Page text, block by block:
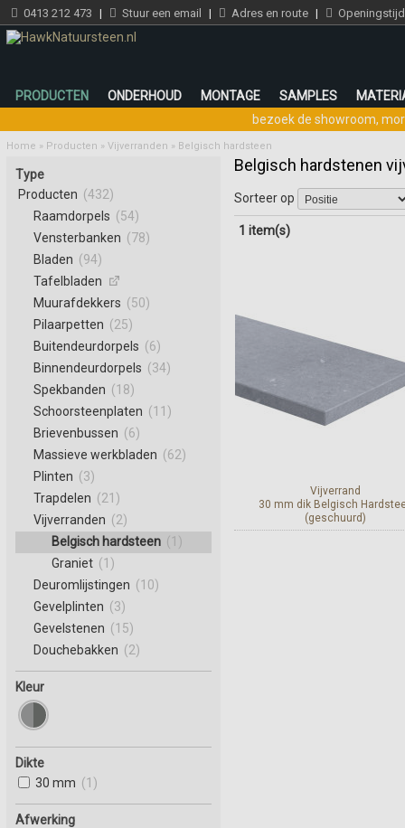
0413 212 473 | Stuur een email | Adres en route |
PRODUCTEN ONDERHOUD MONTAGE SAMPLES
bezoek de showroom,
Home » Producten » Vijverranden » Belgisch hardsteen
Belgisch hardstenen
Sorteer op
1 item(s)
Vijverrand
30 mm dik Belgisch
(geschuurd)
Type
Producten (432)
Raamdorpels (54)
Vensterbanken (78)
Bladen (94)
Tafelbladen
Muurafdekkers (50)
Pilaarpetten (25)
Buitendeurdorpels (6)
Binnendeurdorpels (34)
Spekbanden (18)
Schoorsteenplaten (11)
Brievenbussen (6)
Massieve werkbladen (62)
Plinten (3)
Trapdelen (21)
Vijverranden (2)
Belgisch hardsteen (1)
Graniet (1)
Deuromlijstingen (10)
Gevelplinten (3)
Gevelstenen (15)
Douchebakken (2)
Kleur
Dikte
30 mm (1)
Afwerking